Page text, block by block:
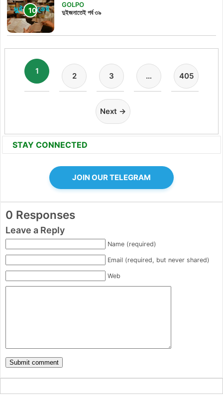
GOLPO
দুইজনাতেই পর্ব ৩৯
1
2 3 … 405
Next →
STAY CONNECTED
JOIN OUR TELEGRAM
0 Responses
Leave a Reply
Name (required)
Email (required, but never shared)
Web